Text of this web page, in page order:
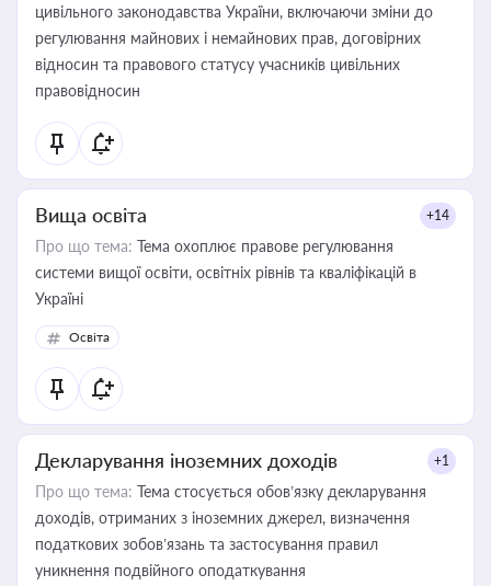
цивільного законодавства України, включаючи зміни до
регулювання майнових і немайнових прав, договірних
відносин та правового статусу учасників цивільних
правовідносин
Вища освіта +14
Про що тема: Тема охоплює правове регулювання
системи вищої освіти, освітніх рівнів та кваліфікацій в
Україні
Освіта
Декларування іноземних доходів +1
Про що тема: Тема стосується обов’язку декларування
доходів, отриманих з іноземних джерел, визначення
податкових зобов’язань та застосування правил
уникнення подвійного оподаткування